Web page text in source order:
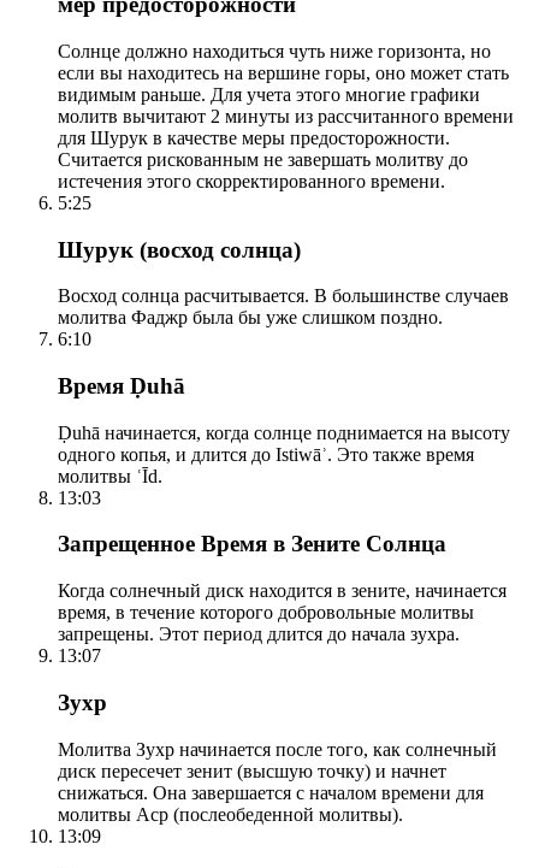
Солнце должно находиться чуть ниже горизонта, но
если вы находитесь на вершине горы, оно может стать
видимым раньше. Для учета этого многие графики
молитв вычитают 2 минуты из рассчитанного времени
для Шурук в качестве меры предосторожности.
Считается рискованным не завершать молитву до
истечения этого скорректированного времени.
5:25
Шурук (восход солнца)
Восход солнца расчитывается. В большинстве случаев
молитва Фаджр была бы уже слишком поздно.
6:10
Время Ḍuhā
Ḍuhā начинается, когда солнце поднимается на высоту
одного копья, и длится до Istiwāʾ. Это также время
молитвы ʿĪd.
13:03
Запрещенное Время в Зените Солнца
Когда солнечный диск находится в зените, начинается
время, в течение которого добровольные молитвы
запрещены. Этот период длится до начала зухра.
13:07
Зухр
Молитва Зухр начинается после того, как солнечный
диск пересечет зенит (высшую точку) и начнет
снижаться. Она завершается с началом времени для
молитвы Аср (послеобеденной молитвы).
13:09